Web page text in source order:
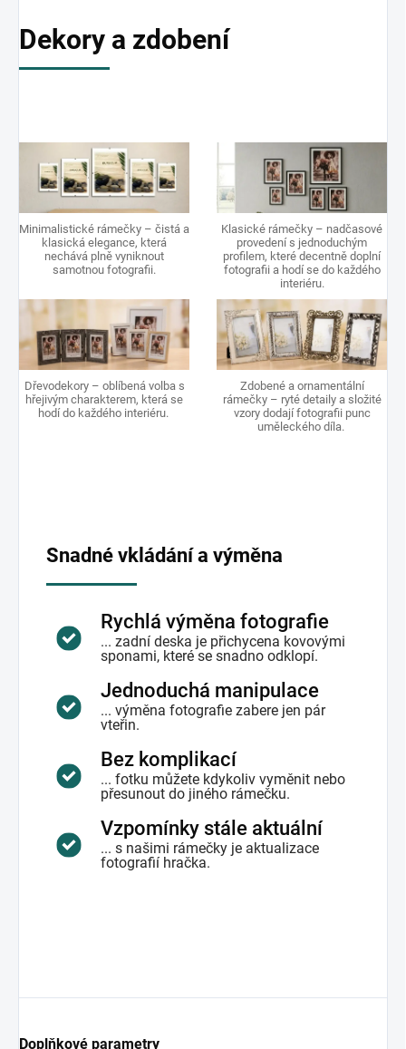
Dekory a zdobení
Minimalistické rámečky – čistá a
klasická elegance, která
nechává plně vyniknout
samotnou fotografii.
Klasické rámečky – nadčasové
provedení s jednoduchým
profilem, které decentně doplní
fotografii a hodí se do každého
interiéru.
Dřevodekory – oblíbená volba s
hřejivým charakterem, která se
hodí do každého interiéru.
Zdobené a ornamentální
rámečky – ryté detaily a složité
vzory dodají fotografii punc
uměleckého díla.
Snadné vkládání a výměna
Rychlá výměna fotografie
... zadní deska je přichycena kovovými
sponami, které se snadno odklopí.
Jednoduchá manipulace
... výměna fotografie zabere jen pár
vteřin.
Bez komplikací
... fotku můžete kdykoliv vyměnit nebo
přesunout do jiného rámečku.
Vzpomínky stále aktuální
... s našimi rámečky je aktualizace
fotografií hračka.
Doplňkové parametry